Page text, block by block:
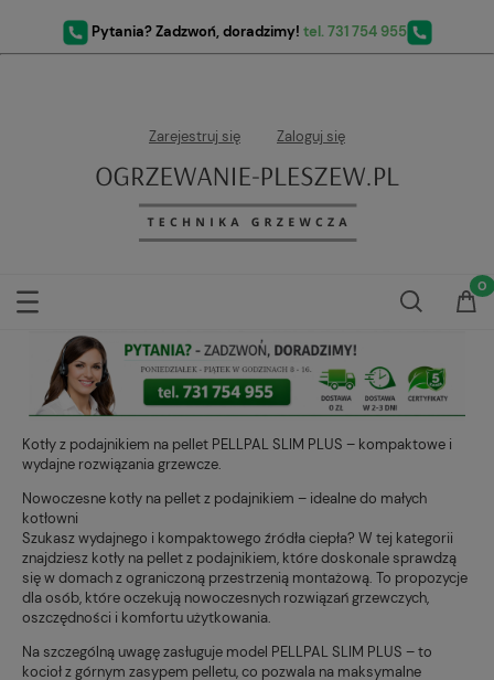
Pytania? Zadzwoń, doradzimy! tel. 731 754 955
Zarejestruj się Zaloguj się
Kotły z podajnikiem na pellet PELLPAL SLIM PLUS – kompaktowe i
wydajne rozwiązania grzewcze.
Nowoczesne kotły na pellet z podajnikiem – idealne do małych
kotłowni
Szukasz wydajnego i kompaktowego źródła ciepła? W tej kategorii
znajdziesz kotły na pellet z podajnikiem, które doskonale sprawdzą
się w domach z ograniczoną przestrzenią montażową. To propozycje
dla osób, które oczekują nowoczesnych rozwiązań grzewczych,
oszczędności i komfortu użytkowania.
Na szczególną uwagę zasługuje model PELLPAL SLIM PLUS – to
kocioł z górnym zasypem pelletu, co pozwala na maksymalne